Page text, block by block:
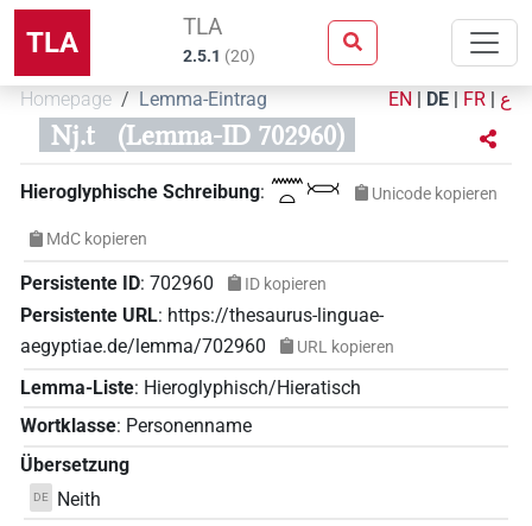
TLA TLA
2.5.1 (20)
Homepage Lemma-Eintrag EN | DE | FR | ع
Nj.t (Lemma-ID 702960)
Hieroglyphische Schreibung: 𓈖𓏏𓋋 Unicode kopieren
MdC kopieren
Persistente ID: 702960 ID kopieren
Persistente URL: https://thesaurus-linguae-
aegyptiae.de/lemma/702960
URL kopieren
Lemma-Liste: Hieroglyphisch/Hieratisch
Wortklasse: Personenname
Übersetzung
DE
Neith